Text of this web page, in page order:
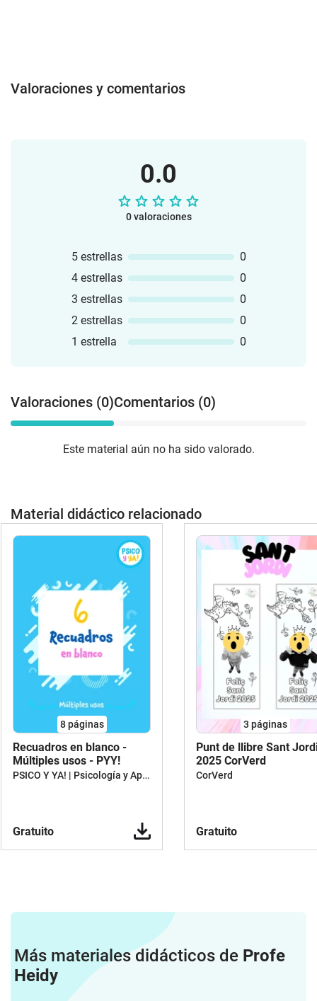
Valoraciones y comentarios
0.0
0 valoraciones
5 estrellas
0
4 estrellas
0
3 estrellas
0
2 estrellas
0
1 estrella
0
Valoraciones (0)Comentarios (0)
Este material aún no ha sido valorado.
Material didáctico relacionado
8páginas
Recuadros en blanco -
Múltiples usos - PYY!
PSICO Y YA! | Psicología y Aprendizaje
Gratuito
3 páginas
Punt de llibre Sant
2025 CorVerd
CorVerd
Gratuito
Más materiales didácticos de Profe
Heidy